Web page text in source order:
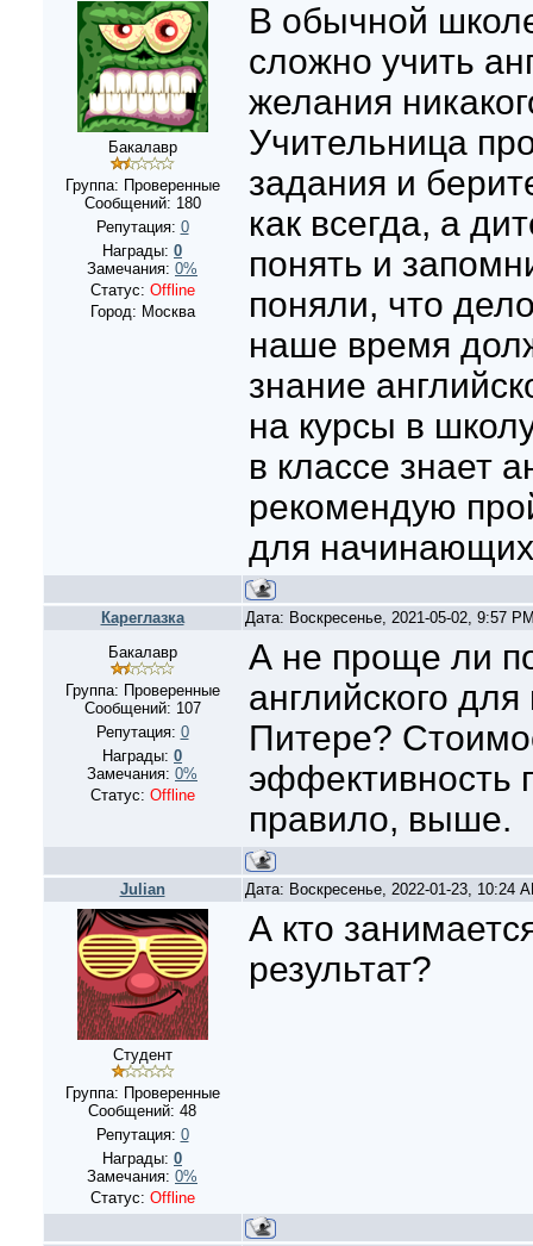
Бакалавр
Группа: Проверенные
Сообщений: 180
Репутация: 0
Награды: 0
Замечания: 0%
Статус: Offline
Город: Москва
В обычной
сложно учить
желания
Учительница
задания и
как всегда, а
понять и
поняли, что
наше время
знание
на курсы в
в классе знает
рекомендую
для
Кареглазка
Дата: Воскресенье, 2021-05-02, 9:57
Бакалавр
Группа: Проверенные
Сообщений: 107
Репутация: 0
Награды: 0
Замечания: 0%
Статус: Offline
А не проще ли
английского
Питере?
эффективность
правило, выше.
Julian Дата: Воскресенье, 2022-01-23, 10:24
Студент
Группа: Проверенные
Сообщений: 48
Репутация: 0
Награды: 0
Замечания: 0%
Статус: Offline
А кто
результат?